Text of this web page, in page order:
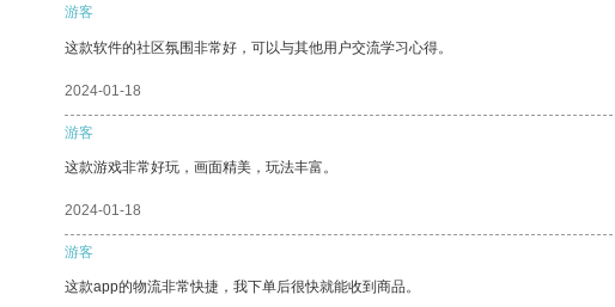
游客
这款软件的社区氛围非常好，可以与其他用户交流学习心得。
2024-01-18
游客
这款游戏非常好玩，画面精美，玩法丰富。
2024-01-18
游客
这款app的物流非常快捷，我下单后很快就能收到商品。